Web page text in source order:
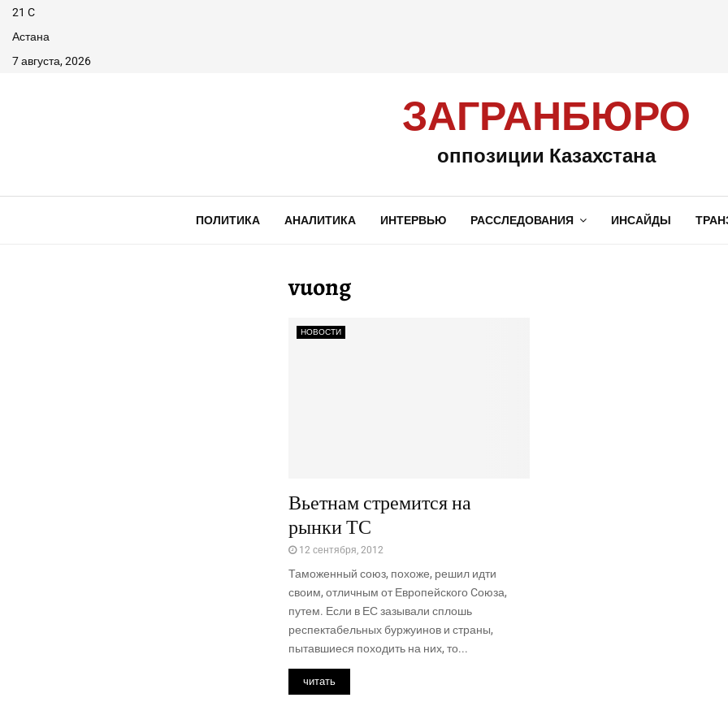
21 C
Астана
7 августа, 2026
ЗАГРАНБЮРО
оппозиции Казахстана
ПОЛИТИКА АНАЛИТИКА ИНТЕРВЬЮ РАССЛЕДОВАНИЯ ИНСАЙДЫ
vuong
НОВОСТИ
Вьетнам стремится на
рынки ТС
12 сентября, 2012
Таможенный союз, похоже, решил идти
своим, отличным от Европейского Cоюза,
путем. Если в ЕС зазывали сплошь
респектабельных буржуинов и страны,
пытавшиеся походить на них, то...
читать